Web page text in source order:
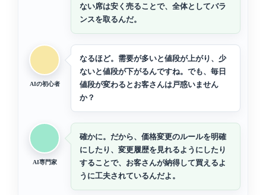
ない席は安く売ることで、全体としてバラ
ンスを取るんだ。
AIの初心者
なるほど。需要が多いと値段が上がり、少
ないと値段が下がるんですね。でも、毎日
値段が変わるとお客さんは戸惑いません
か？
AI専門家
確かに。だから、価格変更のルールを明確
にしたり、変更履歴を見れるようにしたり
することで、お客さんが納得して買えるよ
うに工夫されているんだよ。